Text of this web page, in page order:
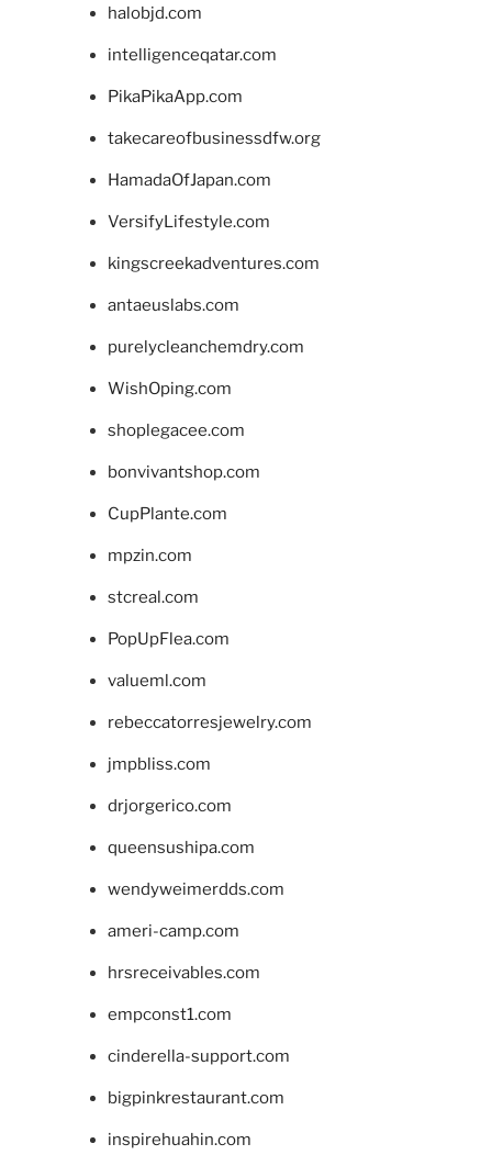
halobjd.com
intelligenceqatar.com
PikaPikaApp.com
takecareofbusinessdfw.org
HamadaOfJapan.com
VersifyLifestyle.com
kingscreekadventures.com
antaeuslabs.com
purelycleanchemdry.com
WishOping.com
shoplegacee.com
bonvivantshop.com
CupPlante.com
mpzin.com
stcreal.com
PopUpFlea.com
valueml.com
rebeccatorresjewelry.com
jmpbliss.com
drjorgerico.com
queensushipa.com
wendyweimerdds.com
ameri-camp.com
hrsreceivables.com
empconst1.com
cinderella-support.com
bigpinkrestaurant.com
inspirehuahin.com